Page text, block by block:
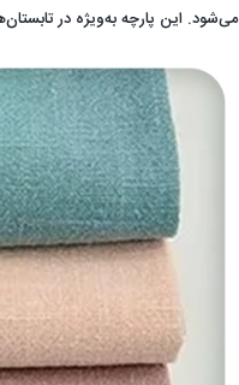
می‌شود. این پارچه به‌ویژه در